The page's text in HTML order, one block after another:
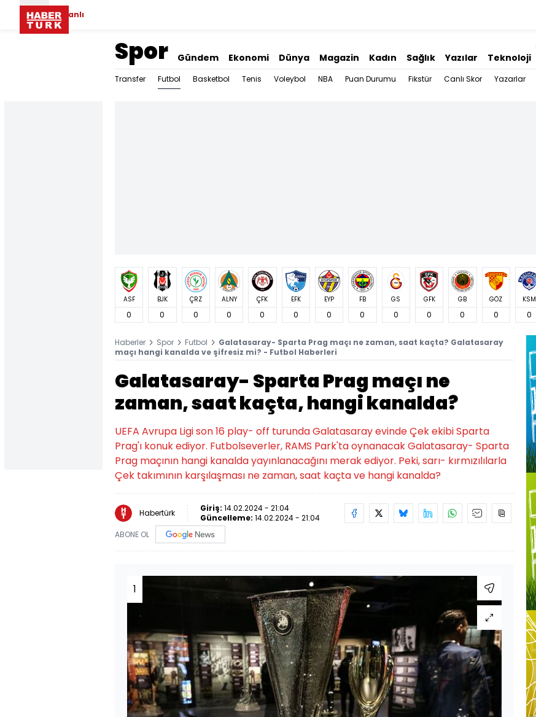
Canlı
Spor Gündem Ekonomi Dünya Magazin Kadın Sağlık Yazılar Teknoloji
Transfer Futbol Basketbol Tenis Voleybol NBA Puan Durumu Fikstür Canlı Skor Yazarlar
ASF
0
BJK
0
ÇRZ
0
ALNY
0
ÇFK
0
EFK
0
EYP
0
FB
0
GS
0
GFK
0
GB
0
GÖZ
0
KSM
0
Haberler Spor Futbol
Galatasaray- Sparta Prag maçı ne zaman, saat kaçta? Galatasaray
maçı hangi kanalda ve şifresiz mi? - Futbol Haberleri
Galatasaray- Sparta Prag maçı ne
zaman, saat kaçta, hangi kanalda?
UEFA Avrupa Ligi son 16 play- off turunda Galatasaray evinde Çek ekibi Sparta
Prag'ı konuk ediyor. Futbolseverler, RAMS Park'ta oynanacak Galatasaray- Sparta
Prag maçının hangi kanalda yayınlanacağını merak ediyor. Peki, sarı- kırmızılılarla
Çek takımının karşılaşması ne zaman, saat kaçta ve hangi kanalda?
Habertürk Giriş: 14.02.2024 - 21:04
Güncelleme: 14.02.2024 - 21:04
ABONE OL
1